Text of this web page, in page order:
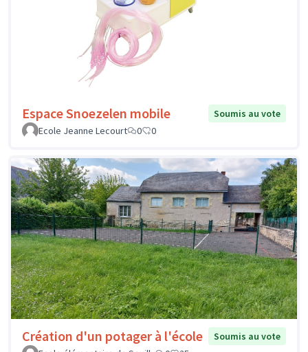
Espace Snoezelen mobile
Soumis au vote
Ecole Jeanne Lecourt
0 0
Création d'un potager à l'école
Soumis au vote